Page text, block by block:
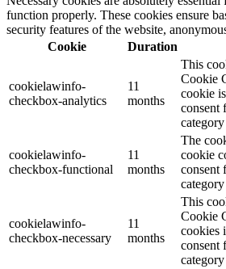
function properly. These cookies ensure
security features of the website,
Cookie
Duration
cookielawinfo-
checkbox-analytics
11
months
This
Cookie
cookie
consent
cookielawinfo-
checkbox-functional
11
months
The
cookie
consent
cookielawinfo-
checkbox-necessary
11
months
This
Cookie
cookies
consent